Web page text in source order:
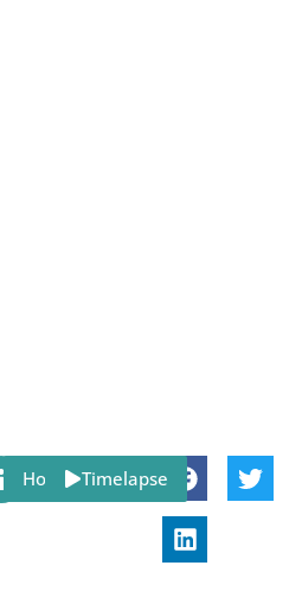
Share:
Host Timelapse